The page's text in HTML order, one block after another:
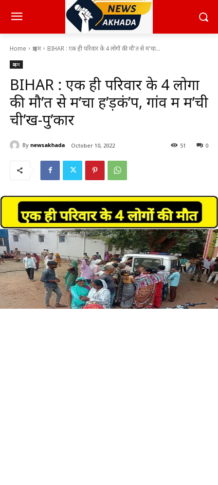
Home क्राइम BIHAR : एक ही परिवार के 4 लोगों की मौ'त से म'चा...
क्राइम
BIHAR : एक ही परिवार के 4 लोगों
की मौ’त से म’चा ह’ड़कं’प, गांव में म’ची
ची’ख-पु’कार
By newsakhada October 10, 2022 0
51